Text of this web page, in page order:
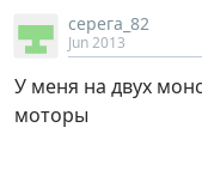
серега_82
Jun 2013
У меня на двух
моторы